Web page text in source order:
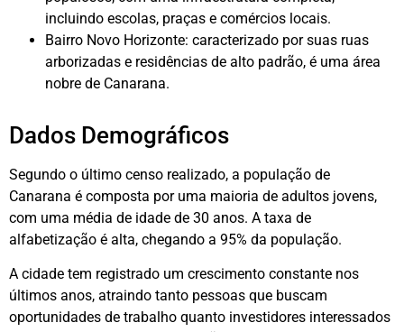
incluindo escolas, praças e comércios locais.
Bairro Novo Horizonte: caracterizado por suas ruas
arborizadas e residências de alto padrão, é uma área
nobre de Canarana.
Dados Demográficos
Segundo o último censo realizado, a população de
Canarana é composta por uma maioria de adultos jovens,
com uma média de idade de 30 anos. A taxa de
alfabetização é alta, chegando a 95% da população.
A cidade tem registrado um crescimento constante nos
últimos anos, atraindo tanto pessoas que buscam
oportunidades de trabalho quanto investidores interessados